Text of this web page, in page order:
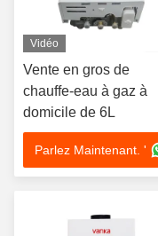
Vidéo
Vente en gros de
chauffe-eau à gaz à
domicile de 6L
Parlez Maintenant. '